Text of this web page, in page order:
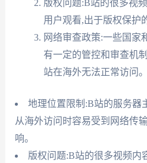
版权问题:B站的很多视
用户观看,出于版权保护
网络审查政策:一些国家
有一定的管控和审查机
站在海外无法正常访问。
地理位置限制:B站的服务器
从海外访问时容易受到网络传
响。
版权问题:B站的很多视频内